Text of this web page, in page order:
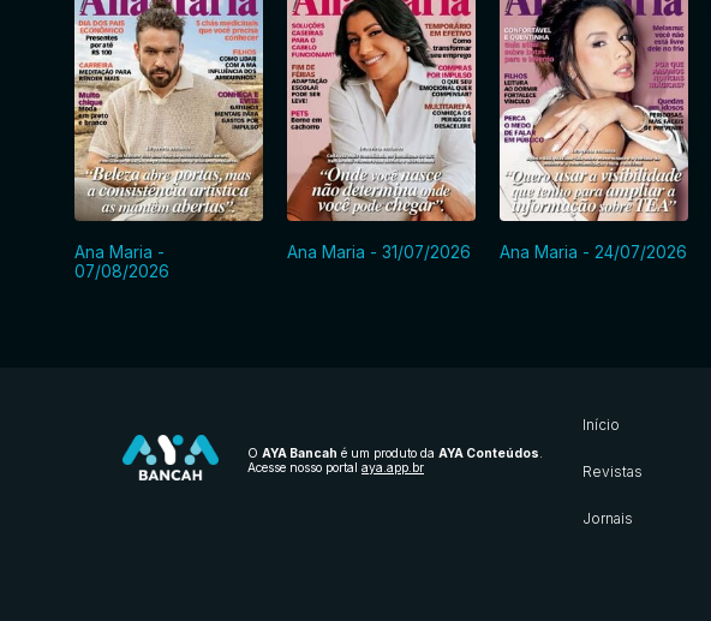
Ana Maria -
07/08/2026
Ana Maria - 31/07/2026 Ana Maria - 24/07/2026
O AYA Bancah é um produto da AYA Conteúdos
Acesse nosso portal aya.app.br
Início
Revistas
Jornais